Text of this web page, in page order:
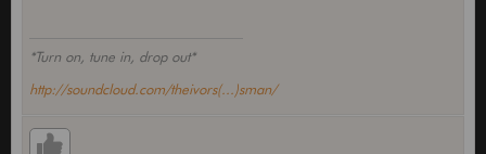
*Turn on, tune in, drop out*
http://soundcloud.com/theivors(...)sman/